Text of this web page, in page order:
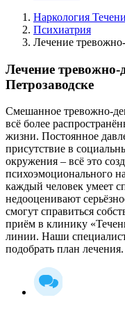
Наркология
Психиатрия
Лечение
Лечение тревожно-
Петрозаводске
Смешанное тревожно-
всё более
жизни. Постоянное
присутствие в
окружения – всё это
психоэмоционального
каждый человек умеет
недооценивают
смогут справиться
приём в клинику
линии. Наши
подобрать план лечения.